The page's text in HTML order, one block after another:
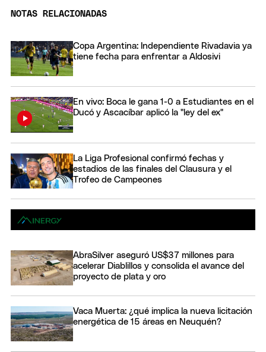
NOTAS RELACIONADAS
Copa Argentina: Independiente Rivadavia ya
tiene fecha para enfrentar a Aldosivi
En vivo: Boca le gana 1-0 a Estudiantes en el
Ducó y Ascacíbar aplicó la "ley del ex"
La Liga Profesional confirmó fechas y
estadios de las finales del Clausura y el
Trofeo de Campeones
AbraSilver aseguró US$37 millones para
acelerar Diablillos y consolida el avance del
proyecto de plata y oro
Vaca Muerta: ¿qué implica la nueva licitación
energética de 15 áreas en Neuquén?